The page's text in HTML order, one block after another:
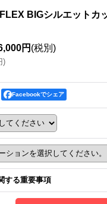
BIGシルエットカ
円 (税別)
)
Facebookでシェア
する重要事項